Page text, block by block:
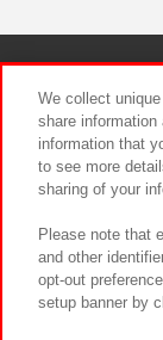
We collect
share
information that
to see more
sharing of your
Please note that
and other
opt-out
setup banner by